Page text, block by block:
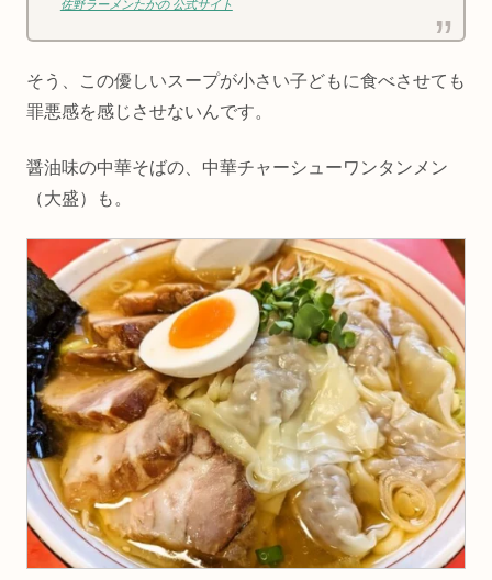
佐野ラーメンたかの 公式サイト
そう、この優しいスープが小さい子どもに食べさせても
罪悪感を感じさせないんです。
醤油味の中華そばの、中華チャーシューワンタンメン
（大盛）も。